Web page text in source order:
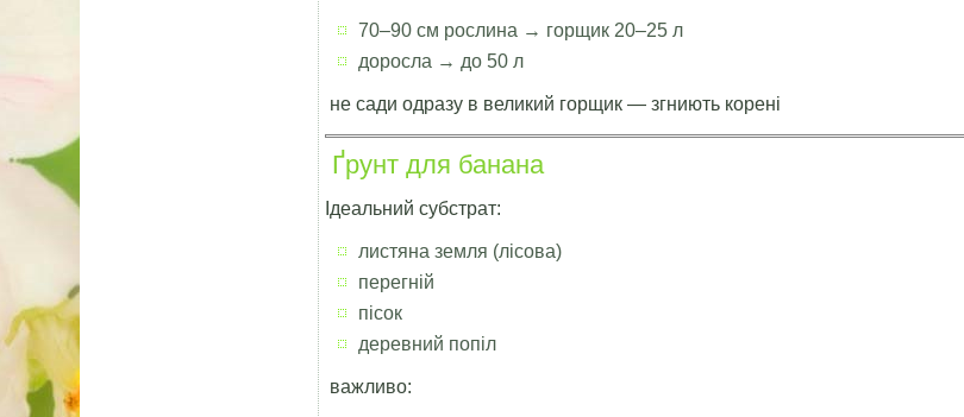
70–90 см рослина → горщик 20–25 л
доросла → до 50 л
не сади одразу в великий горщик — згниють корені
Ґрунт для банана
Ідеальний субстрат:
листяна земля (лісова)
перегній
пісок
деревний попіл
важливо: